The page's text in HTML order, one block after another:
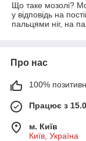
Що таке мозолі?
у відповідь на
пальцями ніг, на
Про нас
100%
Працює з
м. Київ
Київ, Україна